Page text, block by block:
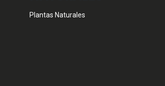
Plantas Naturales